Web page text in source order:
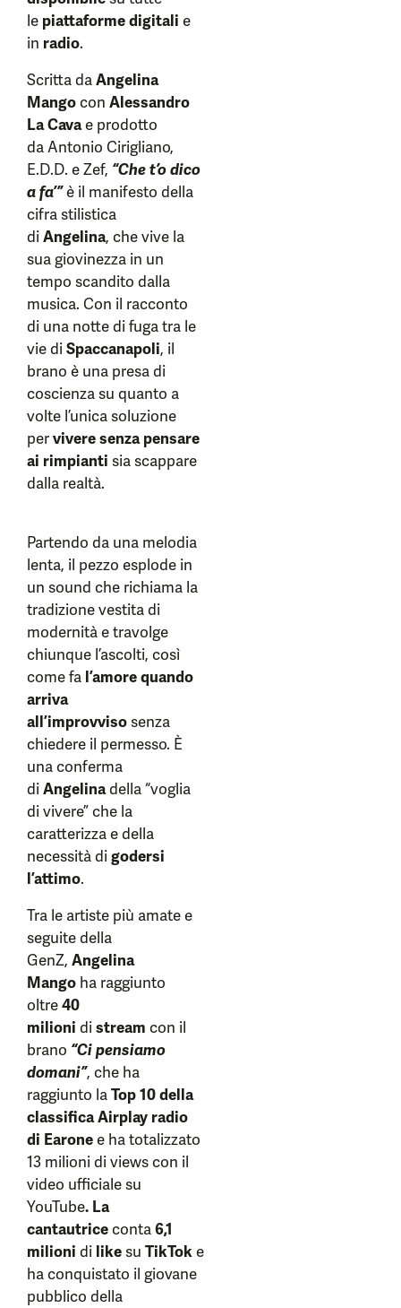
le piattaforme digitali e
in radio.
Scritta daAngelina
Mangocon Alessandro
La Cavae prodotto
da Antonio Cirigliano,
E.D.D. e Zef, “Che t’o dico
a fa’”è il manifesto della
cifra stilistica
diAngelina, che vive la
sua giovinezza in un
tempo scandito dalla
musica. Con il racconto
di una notte di fuga tra le
vie diSpaccanapoli, il
brano è una presa di
coscienza su quanto a
volte l’unica soluzione
pervivere senza pensare
ai rimpianti sia scappare
dalla realtà.
Partendo da una melodia
lenta, il pezzo esplode in
un sound che richiama la
tradizione vestita di
modernità e travolge
chiunque l’ascolti, così
come fa l’amore quando
arriva
all’improvvisosenza
chiedere il permesso. È
una conferma
diAngelinadella “voglia
di vivere” che la
caratterizza e della
necessità digodersi
l’attimo.
Tra le artiste più amate e
seguite della
GenZ, Angelina
Mango ha raggiunto
oltre40
milioni distream con il
brano “Ci pensiamo
domani”, che ha
raggiunto laTop 10 della
classifica Airplay radio
di Earonee ha totalizzato
13 milioni di views con il
video ufficiale su
YouTube. La
cantautriceconta6,1
milioni di likesu TikToke
ha conquistato il giovane
pubblico della